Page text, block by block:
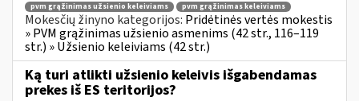
pvm grąžinimas užsienio keleiviams
pvm grąžinimas keleiviams
Mokesčių žinyno kategorijos: Pridėtinės vertės mokestis
» PVM grąžinimas užsienio asmenims (42 str., 116–119
str.) » Užsienio keleiviams (42 str.)
Ką turi atlikti užsienio keleivis išgabendamas
prekes iš ES teritorijos?